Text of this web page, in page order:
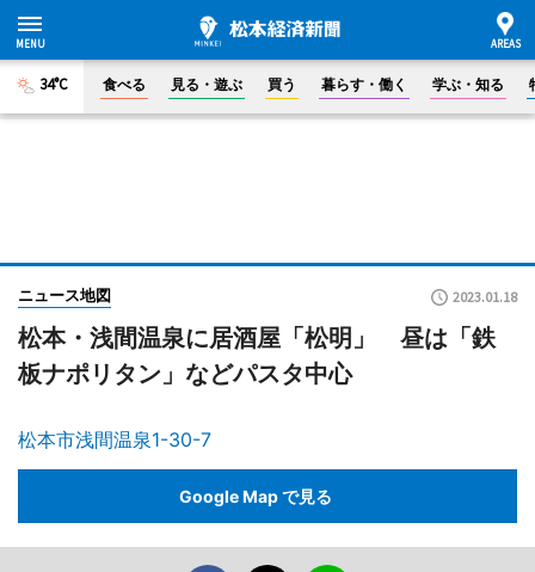
34°C 食べる 見る・遊ぶ 買う 暮らす・働く 学ぶ・知る
ニュース地図 2023.01.18
松本・浅間温泉に居酒屋「松明」 昼は「鉄
板ナポリタン」などパスタ中心
松本市浅間温泉1-30-7
Google Map で見る